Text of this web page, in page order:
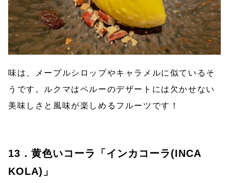
味は、メープルシロップやキャラメルに似ているそ
うです。ルクマはペルーのデザートには欠かせない
美味しさと風味が楽しめるフルーツです！
13．黄色いコーラ「インカコーラ(INCA
KOLA)」